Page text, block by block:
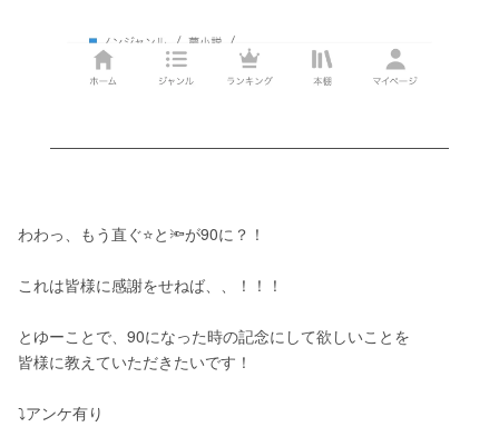
わわっ、もう直ぐ⭐️と🔦が90に？！
これは皆様に感謝をせねば、、！！！
とゆーことで、90になった時の記念にして欲しいことを
皆様に教えていただきたいです！
⤵️アンケ有り